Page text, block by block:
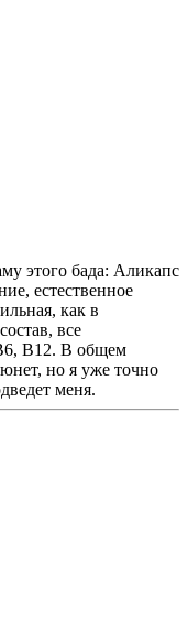
этого бада: Аликапс
естественное
как в
все
В12. В общем
но я уже точно
меня.